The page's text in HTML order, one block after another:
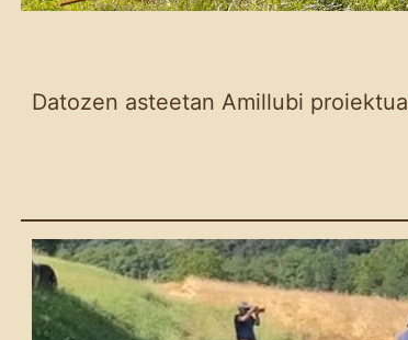
Datozen asteetan Amillubi
Azken hilabeteetako
lanen laburpena